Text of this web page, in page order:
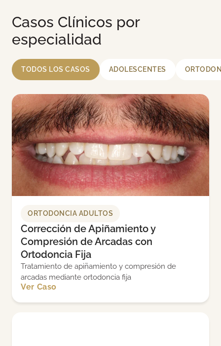
Casos Clínicos por
especialidad
TODOS LOS CASOS ADOLESCENTES
ORTODONCIA ADULTOS
Corrección de Apiñamiento y
Compresión de Arcadas con
Ortodoncia Fija
Tratamiento de apiñamiento y compresión de
arcadas mediante ortodoncia fija
Ver Caso